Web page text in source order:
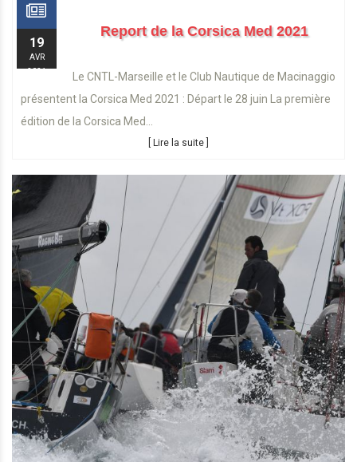
19
AVR
2021
Report de la Corsica Med 2021
Le CNTL-Marseille et le Club Nautique de Macinaggio
présentent la Corsica Med 2021 : Départ le 28 juin La première
édition de la Corsica Med...
[ Lire la suite ]